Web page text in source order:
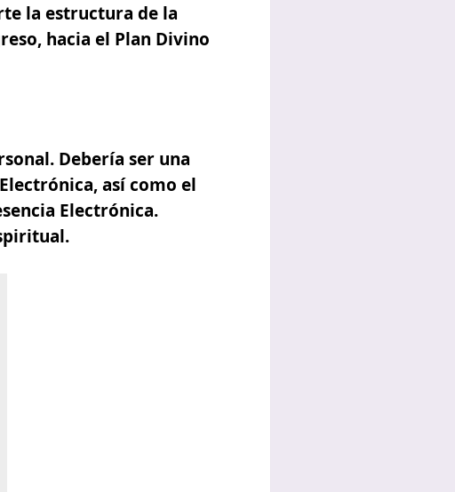
la estructura de la
hacia el Plan Divino
Debería ser una
así como el
Electrónica.